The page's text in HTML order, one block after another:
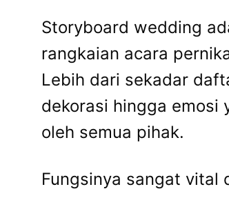
Storyboard wedding
rangkaian acara
Lebih dari sekadar
dekorasi hingga emosi
oleh semua pihak.
Fungsinya sangat vital